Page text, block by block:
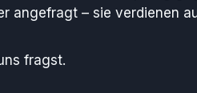
angefragt – sie verdienen
fragst.